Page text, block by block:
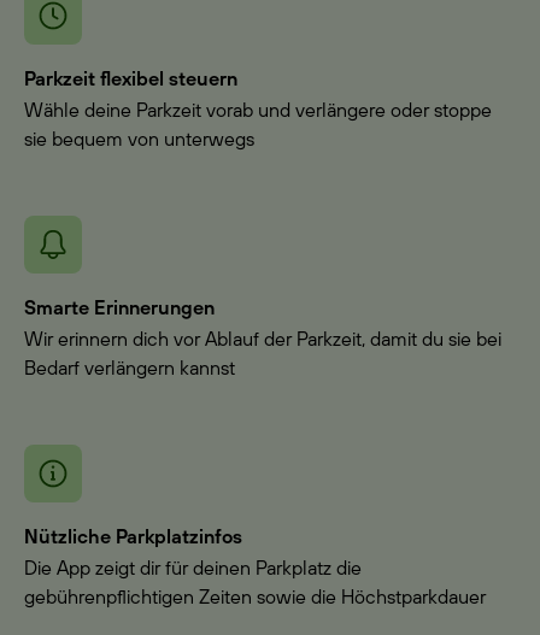
Parkzeit flexibel steuern
Wähle deine Parkzeit vorab und verlängere oder stoppe
sie bequem von unterwegs
Smarte Erinnerungen
Wir erinnern dich vor Ablauf der Parkzeit, damit du sie bei
Bedarf verlängern kannst
Nützliche Parkplatzinfos
Die App zeigt dir für deinen Parkplatz die
gebührenpflichtigen Zeiten sowie die Höchstparkdauer